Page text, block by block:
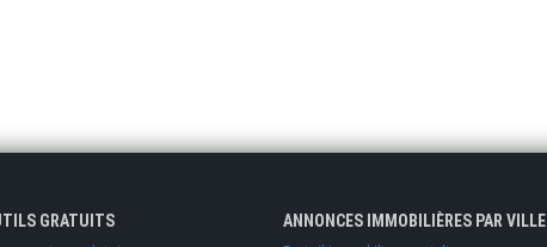
GRATUITS ANNONCES IMMOBILIÈRES PAR VILLE